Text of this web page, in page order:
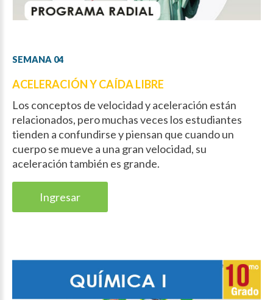
SEMANA 04
ACELERACIÓN Y CAÍDA LIBRE
Los conceptos de velocidad y aceleración están
relacionados, pero muchas veces los estudiantes
tienden a confundirse y piensan que cuando un
cuerpo se mueve a una gran velocidad, su
aceleración también es grande.
Ingresar